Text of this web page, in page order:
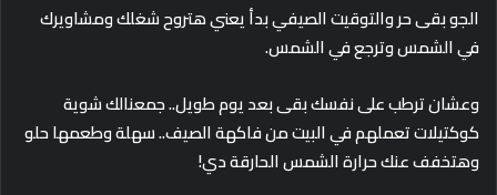
الجو بقى حر والتوقيت الصيفي بدأ يعني هتروح شغلك ومشاويرك
في الشمس وترجع في الشمس.
وعشان ترطب على نفسك بقى بعد يوم طويل.. جمعنالك شوية
كوكتيلات تعملهم في البيت من فاكهة الصيف.. سهلة وطعمها حلو
وهتخفف عنك حرارة الشمس الحارقة دي!